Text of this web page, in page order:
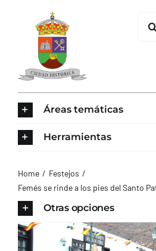
contenido
AYUNTAMIENTO
TURISMO
Áreas temáticas
Herramientas
Home
Festejos
Femés se rinde a los pies del Santo
Otras opciones